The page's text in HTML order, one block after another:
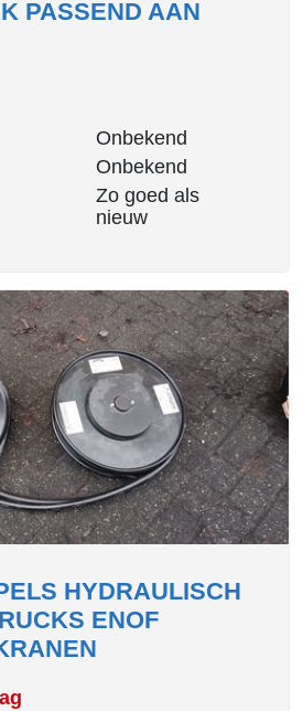
PASSEND AAN
Onbekend
Onbekend
Zo goed als
nieuw
HYDRAULISCH
ENOF